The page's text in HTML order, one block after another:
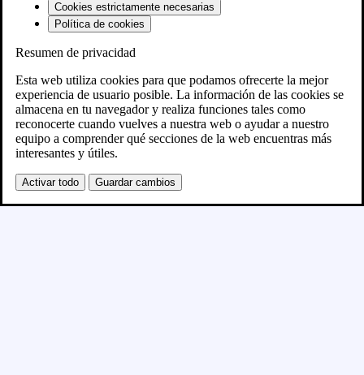
Próximamente
Se está creando el nuevo sitio WordPress y se
publicará en breve
Cookies estrictamente necesarias
Política de cookies
Resumen de privacidad
Esta web utiliza cookies para que podamos ofrecerte la mejor
experiencia de usuario posible. La información de las cookies se
almacena en tu navegador y realiza funciones tales como
reconocerte cuando vuelves a nuestra web o ayudar a nuestro
equipo a comprender qué secciones de la web encuentras más
interesantes y útiles.
Activar todo Guardar cambios